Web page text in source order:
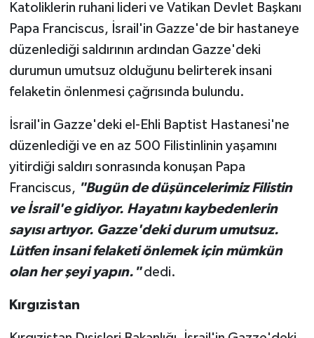
Katoliklerin ruhani lideri ve Vatikan Devlet Başkanı
Papa Franciscus, İsrail'in Gazze'de bir hastaneye
düzenlediği saldırının ardından Gazze'deki
durumun umutsuz olduğunu belirterek insani
felaketin önlenmesi çağrısında bulundu.
İsrail'in Gazze'deki el-Ehli Baptist Hastanesi'ne
düzenlediği ve en az 500 Filistinlinin yaşamını
yitirdiği saldırı sonrasında konuşan Papa
Franciscus, "Bugün de düşüncelerimiz Filistin
ve İsrail'e gidiyor. Hayatını kaybedenlerin
sayısı artıyor. Gazze'deki durum umutsuz.
Lütfen insani felaketi önlemek için mümkün
olan her şeyi yapın."dedi.
Kırgızistan